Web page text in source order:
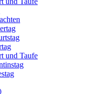
und Taufe